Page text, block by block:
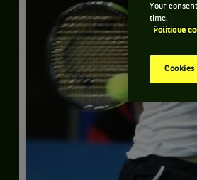
Your
time.
Politique